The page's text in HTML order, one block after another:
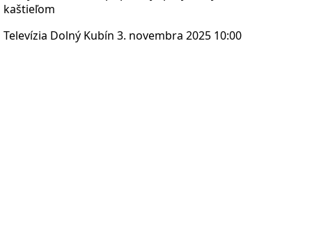
kaštieľom
Televízia Dolný Kubín 3. novembra 2025 10:00